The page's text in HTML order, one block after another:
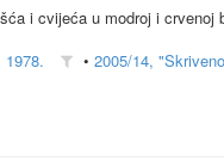
i cvijeća u modroj i crvenoj
• 2005/14,